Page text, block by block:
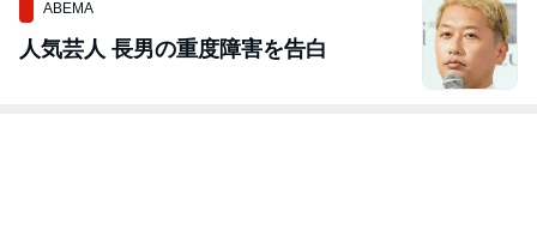
ABEMA
人気芸人 長男の重度障害を告白